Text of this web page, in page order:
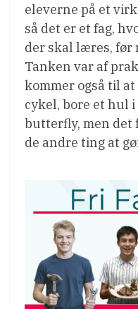
eleverne på et
så det er et fag,
der skal læres, før
Tanken var af
kommer også til
cykel, bore et hul
butterfly, men det
de andre ting at